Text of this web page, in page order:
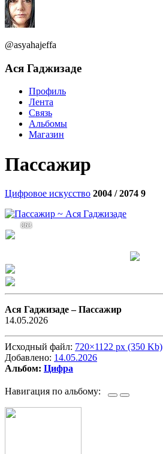
@asyahajeffa
Aся Гаджизаде
Профиль
Лента
Связь
Альбомы
Магазин
Пассажир
Цифровое искусство 2004 / 2074 9
863
Aся Гаджизаде –Пассажир
14.05.2026
Исходный файл: 720×1122 px (350 Kb)
Добавлено: 14.05.2026
Альбом: Цифра
Навигация по альбому: